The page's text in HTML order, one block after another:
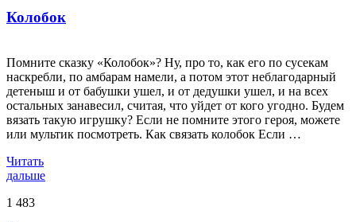
Колобок
Помните сказку «Колобок»? Ну, про то, как его по сусекам
наскребли, по амбарам намели, а потом этот неблагодарный
детеныш и от бабушки ушел, и от дедушки ушел, и на всех
остальных занавесил, считая, что уйдет от кого угодно. Будем
вязать такую игрушку? Если не помните этого героя, можете
или мультик посмотреть. Как связать колобок Если …
Читать
дальше
1 483